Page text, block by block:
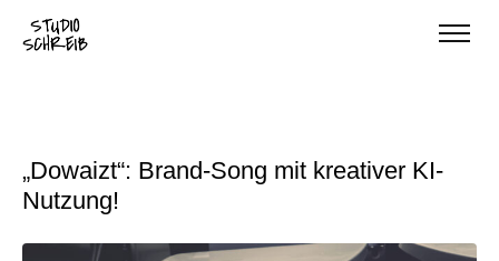
„Dowaizt“: Brand-Song mit kreativer KI-
Nutzung!